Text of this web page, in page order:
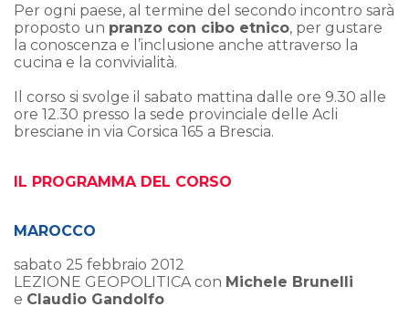
Per ogni paese, al termine del secondo incontro sarà
proposto un pranzo con cibo etnico, per gustare
la conoscenza e l’inclusione anche attraverso la
cucina e la convivialità.
Il corso si svolge il sabato mattina dalle ore 9.30 alle
ore 12.30 presso la sede provinciale delle Acli
bresciane in via Corsica 165 a Brescia.
IL PROGRAMMA DEL CORSO
MAROCCO
sabato 25 febbraio 2012
LEZIONE GEOPOLITICA con Michele Brunelli
e Claudio Gandolfo